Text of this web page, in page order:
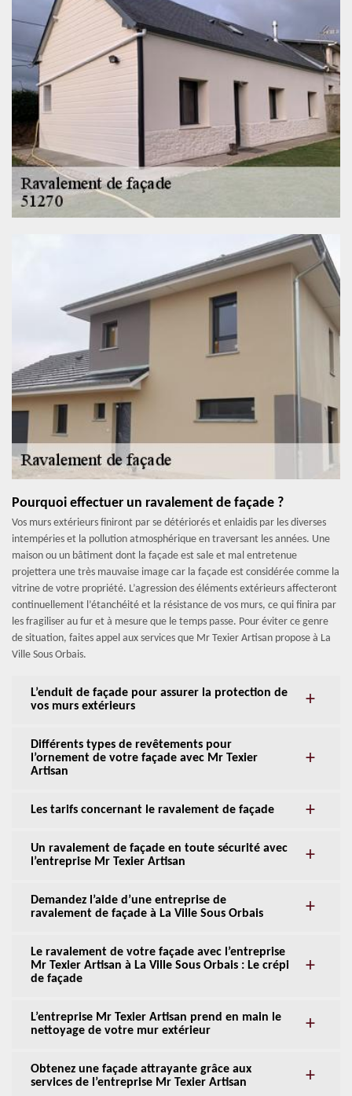
Pourquoi effectuer un ravalement de façade ?
Vos murs extérieurs finiront par se détériorés et enlaidis par les diverses
intempéries et la pollution atmosphérique en traversant les années. Une
maison ou un bâtiment dont la façade est sale et mal entretenue
projettera une très mauvaise image car la façade est considérée comme la
vitrine de votre propriété. L’agression des éléments extérieurs affecteront
continuellement l’étanchéité et la résistance de vos murs, ce qui finira par
les fragiliser au fur et à mesure que le temps passe. Pour éviter ce genre
de situation, faites appel aux services que Mr Texier Artisan propose à La
Ville Sous Orbais.
L’enduit de façade pour assurer la protection de
vos murs extérieurs
Différents types de revêtements pour
l’ornement de votre façade avec Mr Texier
Artisan
Les tarifs concernant le ravalement de façade
Un ravalement de façade en toute sécurité avec
l’entreprise Mr Texier Artisan
Demandez l’aide d’une entreprise de
ravalement de façade à La Ville Sous Orbais
Le ravalement de votre façade avec l’entreprise
Mr Texier Artisan à La Ville Sous Orbais : Le crépi
de façade
L’entreprise Mr Texier Artisan prend en main le
nettoyage de votre mur extérieur
Obtenez une façade attrayante grâce aux
services de l’entreprise Mr Texier Artisan